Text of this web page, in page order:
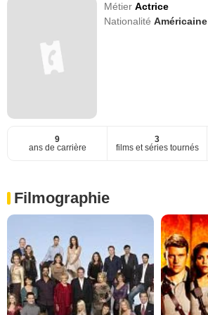
MétierActrice
NationalitéAméricaine
9
ans de carrière
3
films et séries tournés
Filmographie